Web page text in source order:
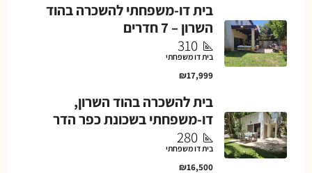
בית דו-משפחתי להשכרה בהוד
השרון – 7 חדרים
310
בית דו משפחתי
₪17,999
בית להשכרה בהוד השרון,
דו-משפחתי בשכונת כפר הדר
280
בית דו משפחתי
₪16,500